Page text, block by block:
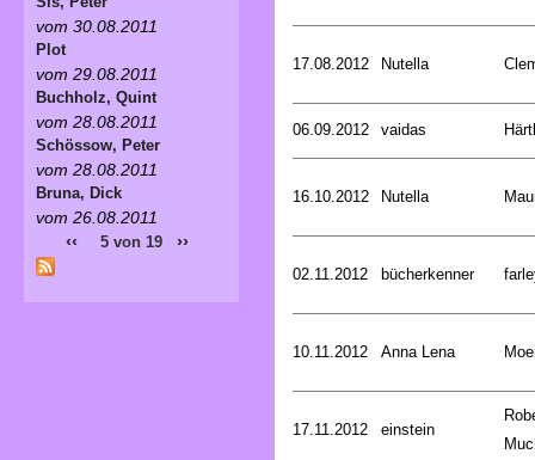
17.08.2012 Nutella
06.09.2012 vaidas
16.10.2012 Nutella
02.11.2012 bücherkenner
10.11.2012 Anna Lena
17.11.2012 einstein
vom 30.08.2011
Plot
vom 29.08.2011
Buchholz, Quint
vom 28.08.2011
Schössow, Peter
vom 28.08.2011
Bruna, Dick
vom 26.08.2011
‹‹ 5 von 19 ››